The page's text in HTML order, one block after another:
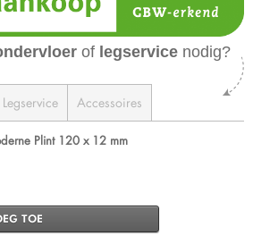
of legservice nodig?
Legservice Accessoires
Plint 120 x 12 mm
TOE